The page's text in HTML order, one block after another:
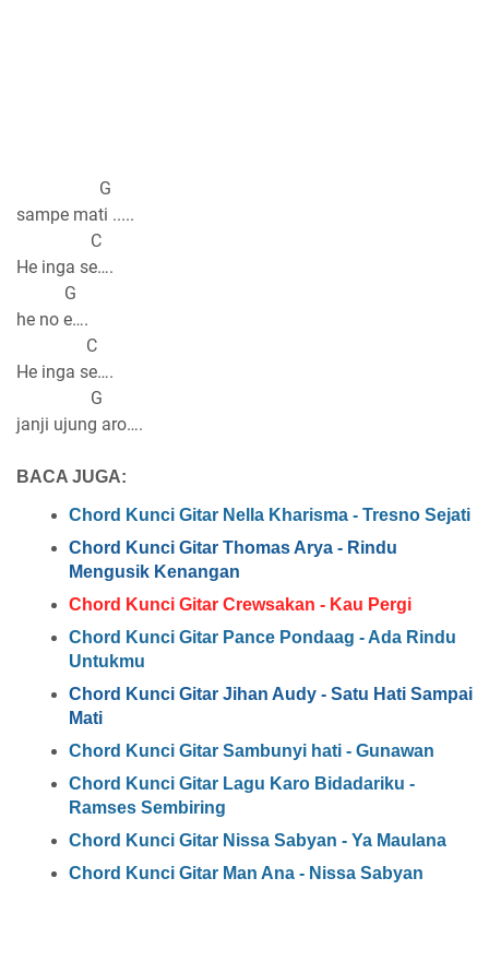
G
sampe mati .....
C
He inga se….
G
he no e….
C
He inga se….
G
janji ujung aro….
BACA JUGA:
Chord Kunci Gitar Nella Kharisma - Tresno Sejati
Chord Kunci Gitar Thomas Arya - Rindu
Mengusik Kenangan
Chord Kunci Gitar Crewsakan - Kau Pergi
Chord Kunci Gitar Pance Pondaag - Ada Rindu
Untukmu
Chord Kunci Gitar Jihan Audy - Satu Hati Sampai
Mati
Chord Kunci Gitar Sambunyi hati - Gunawan
Chord Kunci Gitar Lagu Karo Bidadariku -
Ramses Sembiring
Chord Kunci Gitar Nissa Sabyan - Ya Maulana
Chord Kunci Gitar Man Ana - Nissa Sabyan